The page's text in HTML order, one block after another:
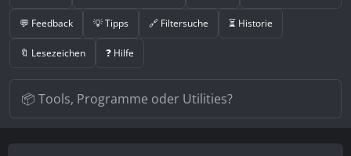
💬 Feedback 💡 Tipps 🔗 Filtersuche ⏳ Historie
🔖 Lesezeichen ❓ Hilfe